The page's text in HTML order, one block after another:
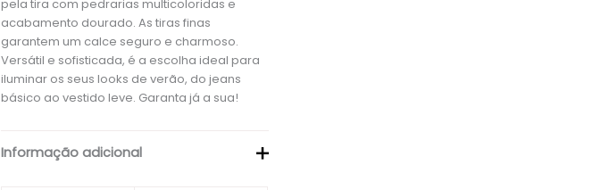
pela tira com pedrarias multicoloridas e
acabamento dourado. As tiras finas
garantem um calce seguro e charmoso.
Versátil e sofisticada, é a escolha ideal para
iluminar os seus looks de verão, do jeans
básico ao vestido leve. Garanta já a sua!
Informação adicional